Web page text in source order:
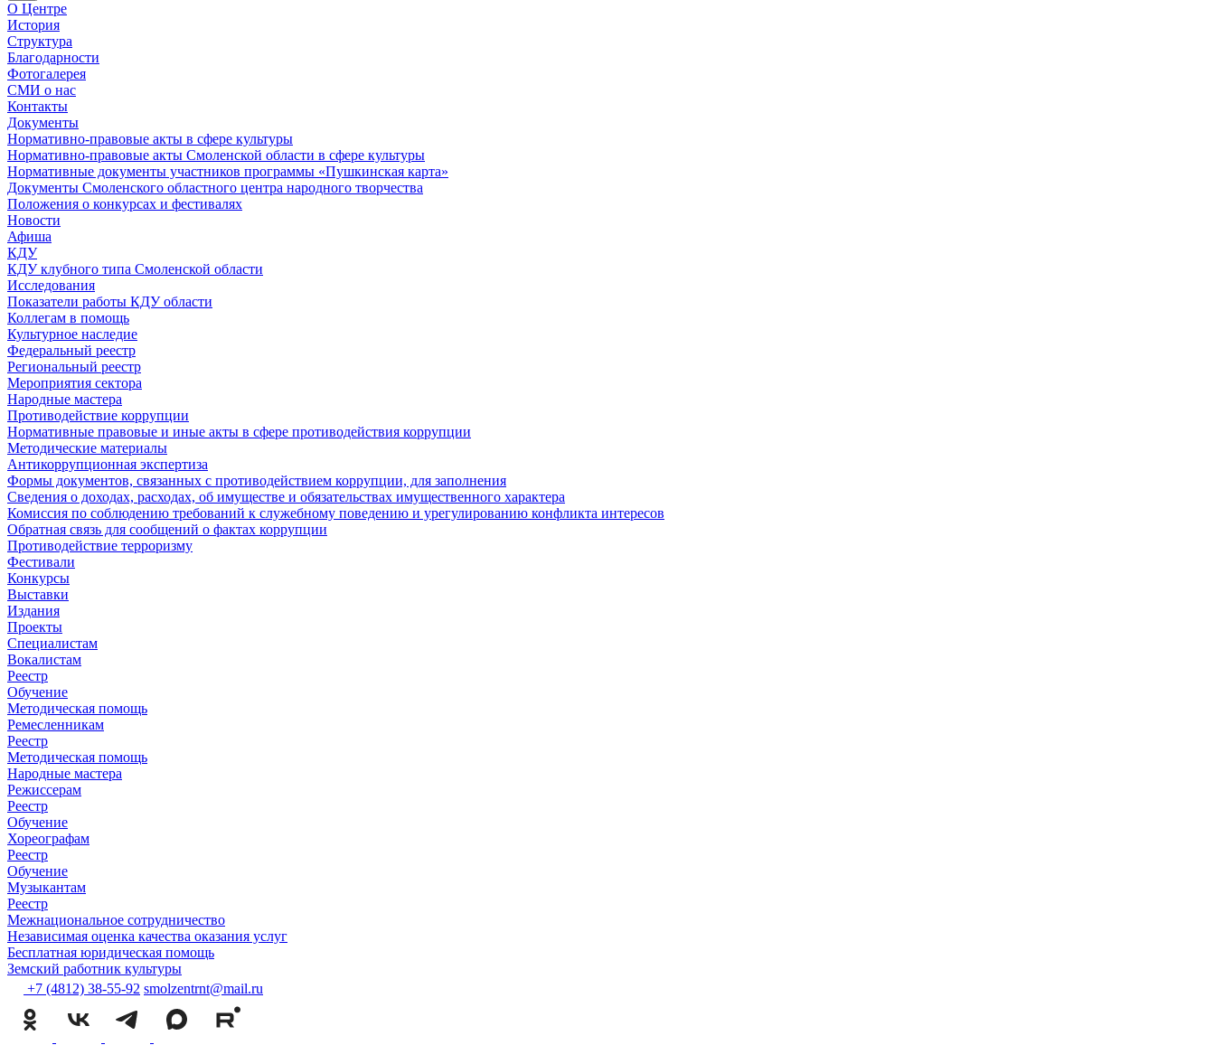
О Центре
История
Структура
Благодарности
Фотогалерея
СМИ о нас
Контакты
Документы
Нормативно-правовые акты в сфере культуры
Нормативно-правовые акты Смоленской области в сфере культуры
Нормативные документы участников программы «Пушкинская карта»
Документы Смоленского областного центра народного творчества
Положения о конкурсах и фестивалях
Новости
Афиша
КДУ
КДУ клубного типа Смоленской области
Исследования
Показатели работы КДУ области
Коллегам в помощь
Культурное наследие
Федеральный реестр
Региональный реестр
Мероприятия сектора
Народные мастера
Противодействие коррупции
Нормативные правовые и иные акты в сфере противодействия коррупции
Методические материалы
Антикоррупционная экспертиза
Формы документов, связанных с противодействием коррупции, для заполнения
Сведения о доходах, расходах, об имуществе и обязательствах имущественного характера
Комиссия по соблюдению требований к служебному поведению и урегулированию конфликта интересов
Обратная связь для сообщений о фактах коррупции
Противодействие терроризму
Фестивали
Конкурсы
Выставки
Издания
Проекты
Специалистам
Вокалистам
Реестр
Обучение
Методическая помощь
Ремесленникам
Реестр
Методическая помощь
Народные мастера
Режиссерам
Реестр
Обучение
Хореографам
Реестр
Обучение
Музыкантам
Реестр
Межнациональное сотрудничество
Независимая оценка качества оказания услуг
Бесплатная юридическая помощь
Земский работник культуры
+7 (4812) 38-55-92 smolzentrnt@mail.ru